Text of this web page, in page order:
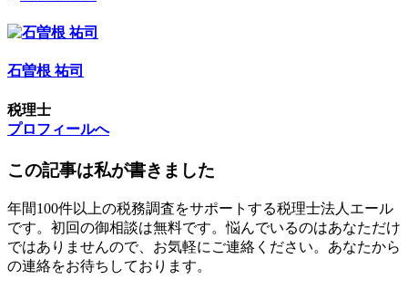
石曽根 祐司
税理士
プロフィールへ
この記事は私が書きました
年間100件以上の税務調査をサポートする税理士法人エール
です。初回の御相談は無料です。悩んでいるのはあなただけ
ではありませんので、お気軽にご連絡ください。あなたから
の連絡をお待ちしております。